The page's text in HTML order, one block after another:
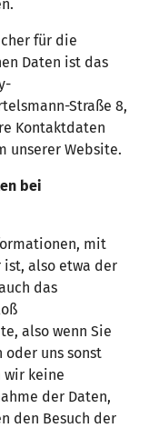
für die
Daten ist das
Straße 8,
Kontaktdaten
unserer Website.
bei
mit
also etwa der
das
also wenn Sie
oder uns sonst
keine
der Daten,
den Besuch der